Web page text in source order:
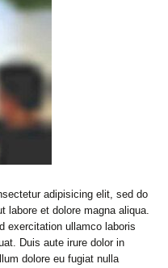
adipisicing elit, sed do
labore et dolore magna aliqua.
exercitation ullamco laboris
Duis aute irure dolor in
dolore eu fugiat nulla